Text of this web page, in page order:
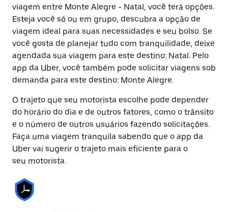
viagem entre Monte Alegre - Natal, você terá opções.
Esteja você só ou em grupo, descubra a opção de
viagem ideal para suas necessidades e seu bolso. Se
você gosta de planejar tudo com tranquilidade, deixe
agendada sua viagem para este destino: Natal. Pelo
app da Uber, você também pode solicitar viagens sob
demanda para este destino: Monte Alegre.
O trajeto que seu motorista escolhe pode depender
do horário do dia e de outros fatores, como o trânsito
e o número de outros usuários fazendo solicitações.
Faça uma viagem tranquila sabendo que o app da
Uber vai sugerir o trajeto mais eficiente para o
seu motorista.